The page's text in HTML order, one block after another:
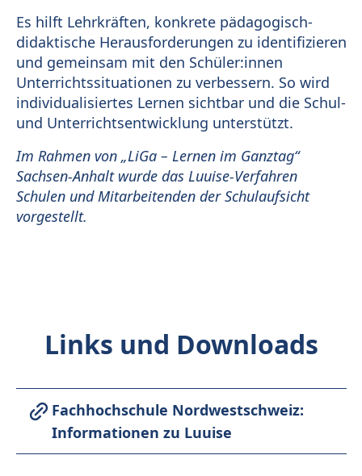
Es hilft Lehrkräften, konkrete pädagogisch-
didaktische Herausforderungen zu identifizieren
und gemeinsam mit den Schüler:innen
Unterrichtssituationen zu verbessern. So wird
individualisiertes Lernen sichtbar und die Schul-
und Unterrichtsentwicklung unterstützt.
Im Rahmen von „LiGa – Lernen im Ganztag“
Sachsen-Anhalt wurde das Luuise-Verfahren
Schulen und Mitarbeitenden der Schulaufsicht
vorgestellt.
Links und Downloads
Fachhochschule Nordwestschweiz:
Informationen zu Luuise